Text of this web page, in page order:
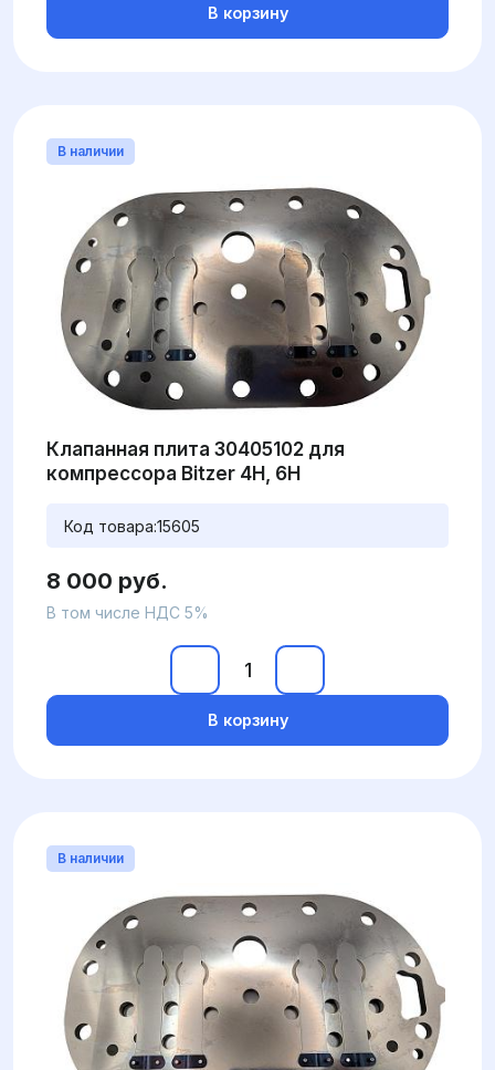
В корзину
В наличии
Клапанная плита 30405102 для
компрессора Bitzer 4H, 6H
Код товара:15605
8 000 руб.
В том числе НДС 5%
В корзину
В наличии